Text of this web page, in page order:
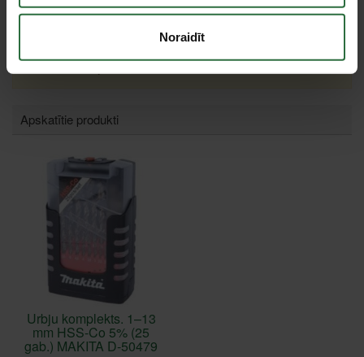
Noraidīt
Tie, kas apskatīja šo preci, tāpat interesējās par...
Apskatītie produkti
Urbju komplekts. 1–13
mm HSS-Co 5% (25
gab.) MAKITA D-50479